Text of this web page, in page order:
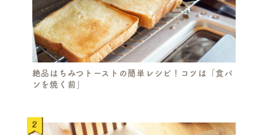
絶品はちみつトーストの簡単レシピ！コツは「食パ
ンを焼く前」